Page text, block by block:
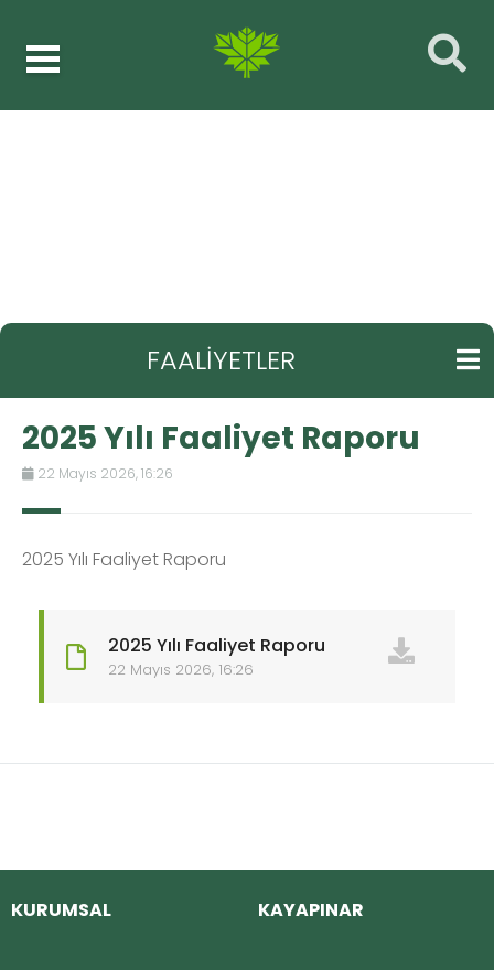
FAALİYETLER
2025 Yılı Faaliyet Raporu
22 Mayıs 2026, 16:26
2025 Yılı Faaliyet Raporu
2025 Yılı Faaliyet Raporu
22 Mayıs 2026, 16:26
KURUMSAL KAYAPINAR